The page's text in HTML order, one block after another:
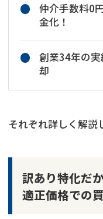
仲介手数料0
金化！
創業34年の
却
それぞれ詳しく解説
訳あり特化だ
適正価格での